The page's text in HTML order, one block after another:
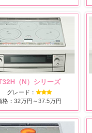
（N）シリーズ
グレード：
格：32万円～37.5万円